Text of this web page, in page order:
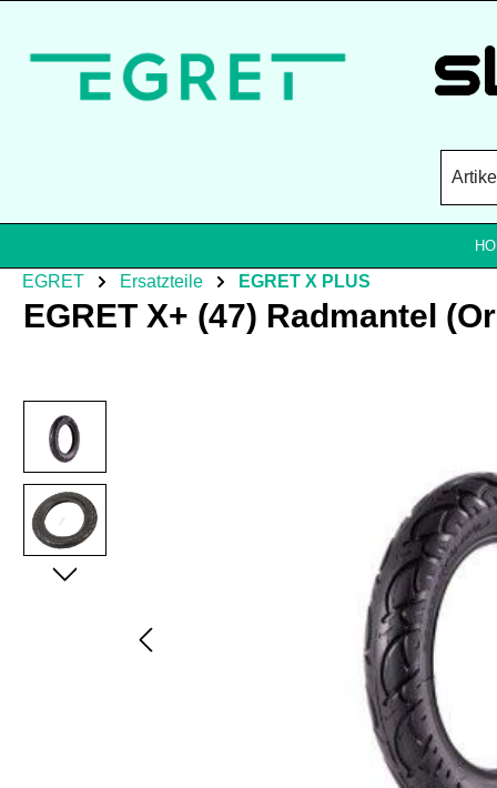
EGRET Ersatzteile EGRET X PLUS
EGRET X+ (47) Radmantel
Bildergalerie überspringen